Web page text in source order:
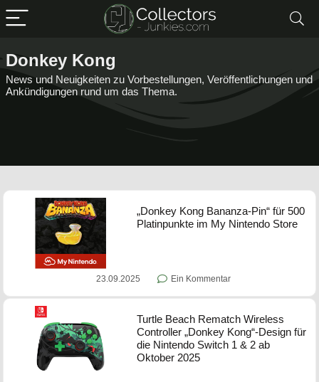
Donkey Kong
News und Neuigkeiten zu Vorbestellungen, Veröffentlichungen und
Ankündigungen rund um das Thema.
„Donkey Kong Bananza-Pin“ für 500
Platinpunkte im My Nintendo Store
23.09.2025 Ein Kommentar
Turtle Beach Rematch Wireless
Controller „Donkey Kong“-Design für
die Nintendo Switch 1 & 2 ab
Oktober 2025